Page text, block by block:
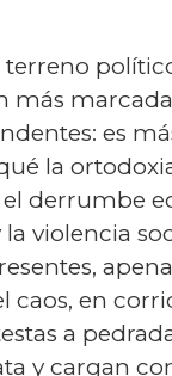
terreno
más
es
la
derrumbe
violencia
caos, en
a
y cargan